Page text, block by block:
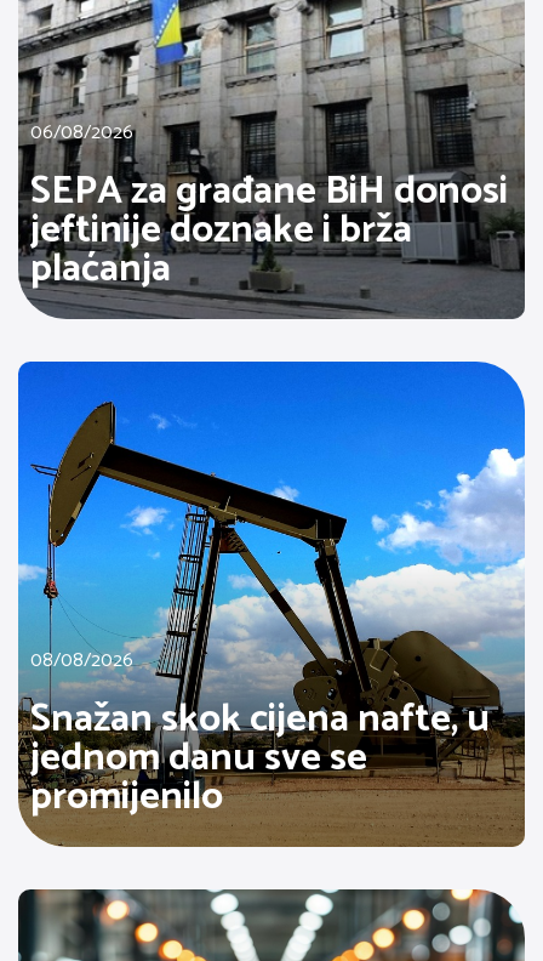
06/08/2026
SEPA za građane BiH donosi
jeftinije doznake i brža
plaćanja
08/08/2026
Snažan skok cijena nafte, u
jednom danu sve se
promijenilo